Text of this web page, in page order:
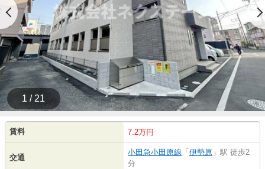
1 / 21
賃料 7.2万円
交通
小田急小田原線 「 伊勢原 」駅 徒歩2
分